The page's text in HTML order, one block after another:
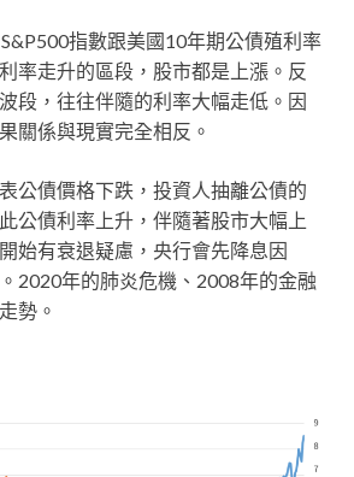
指數跟美國10年期公債殖利率
率走升的區段，股市都是上漲。反
段，往往伴隨的利率大幅走低。因
關係與現實完全相反。
公債價格下跌，投資人抽離公債的
公債利率上升，伴隨著股市大幅上
始有衰退疑慮，央行會先降息因
2020年的肺炎危機、2008年的金融
勢。